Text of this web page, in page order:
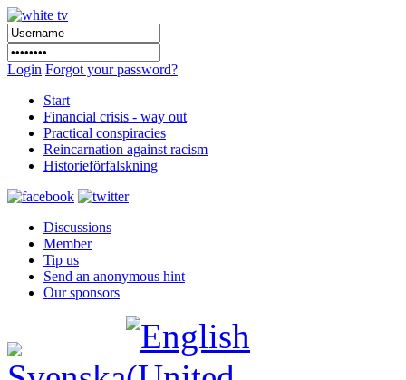
Login Forgot your password?
Start
Financial crisis - way out
Practical conspiracies
Reincarnation against racism
Historieförfalskning
Discussions
Member
Tip us
Send an anonymous hint
Our sponsors